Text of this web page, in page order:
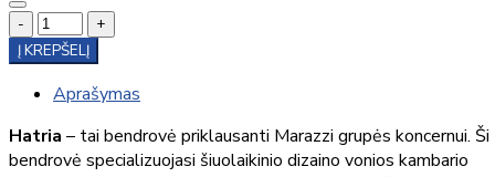
-
+
Į KREPŠELĮ
Aprašymas
Hatria – tai bendrovė priklausanti Marazzi grupės koncernui. Ši
bendrovė specializuojasi šiuolaikinio dizaino vonios kambario